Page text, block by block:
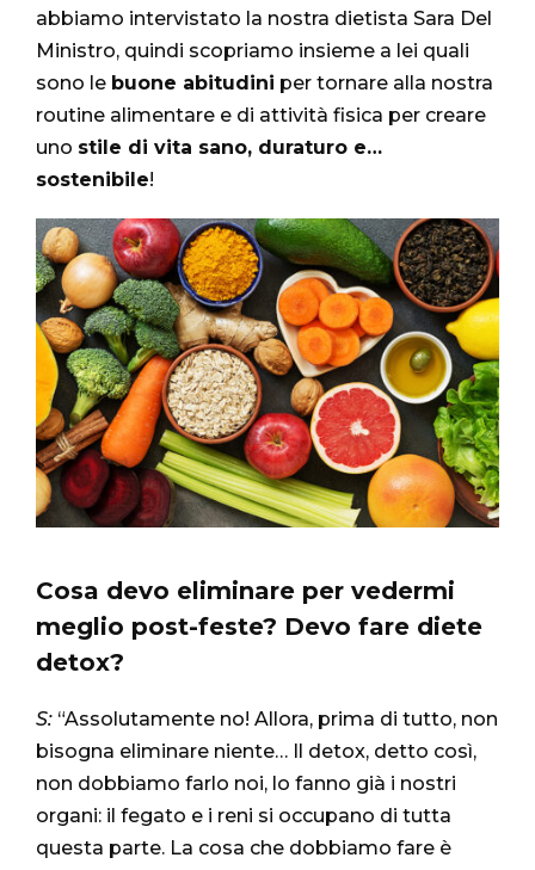
abbiamo intervistato la nostra dietista Sara Del
Ministro, quindi scopriamo insieme a lei quali
sono le buone abitudini per tornare alla nostra
routine alimentare e di attività fisica per creare
uno stile di vita sano, duraturo e…
sostenibile!
Cosa devo eliminare per vedermi
meglio post-feste? Devo fare diete
detox?
S: “Assolutamente no! Allora, prima di tutto, non
bisogna eliminare niente… Il detox, detto così,
non dobbiamo farlo noi, lo fanno già i nostri
organi: il fegato e i reni si occupano di tutta
questa parte. La cosa che dobbiamo fare è